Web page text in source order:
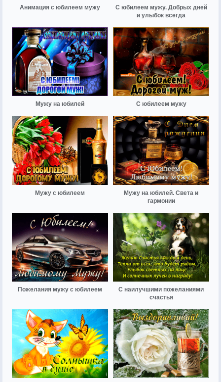
Анимация с юбилеем мужу
С юбилеем мужу. Добрых дней
и улыбок всегда
Мужу на юбилей С юбилеем мужу
Мужу с юбилеем
Мужу на юбилей. Света и
гармонии
Пожелания мужу с юбилеем
С наилучшими пожеланиями
счастья